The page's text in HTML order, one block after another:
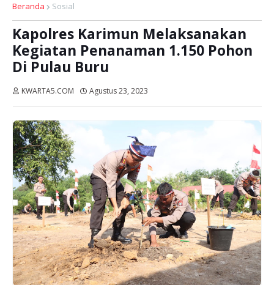
Beranda Sosial
Kapolres Karimun Melaksanakan
Kegiatan Penanaman 1.150 Pohon
Di Pulau Buru
KWARTA5.COM Agustus 23, 2023